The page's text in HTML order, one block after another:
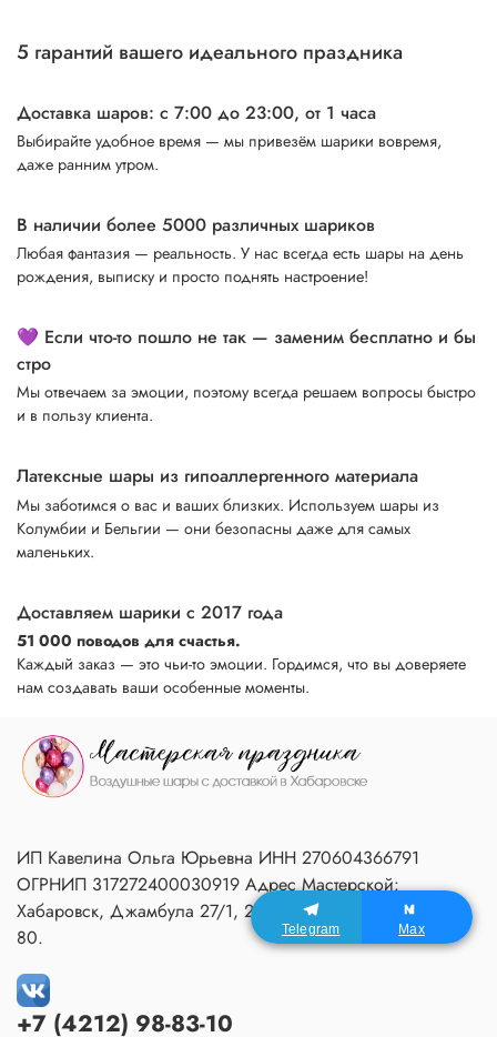
5 гарантий вашего идеального праздника
Доставка шаров: с 7:00 до 23:00, от 1 часа
Выбирайте удобное время — мы привезём шарики вовремя,
даже ранним утром.
В наличии более 5000 различных шариков
Любая фантазия — реальность. У нас всегда есть шары на день
рождения, выписку и просто поднять настроение!
💜 Если что-то пошло не так — заменим бесплатно и бы
стро
Мы отвечаем за эмоции, поэтому всегда решаем вопросы быстро
и в пользу клиента.
Латексные шары из гипоаллергенного материала
Мы заботимся о вас и ваших близких. Используем шары из
Колумбии и Бельгии — они безопасны даже для самых
маленьких.
Доставляем шарики с 2017 года
51 000 поводов для счастья.
Каждый заказ — это чьи-то эмоции. Гордимся, что вы доверяете
нам создавать ваши особенные моменты.
+7 (4212) 98-83-10
ИП Кавелина Ольга Юрьевна ИНН 270604366791
ОГРНИП 317272400030919 Адрес Мастерской:
Хабаровск, Джамбула 27/1, 2 подъезд, 1 этаж, домофон
80.
Telegram Max